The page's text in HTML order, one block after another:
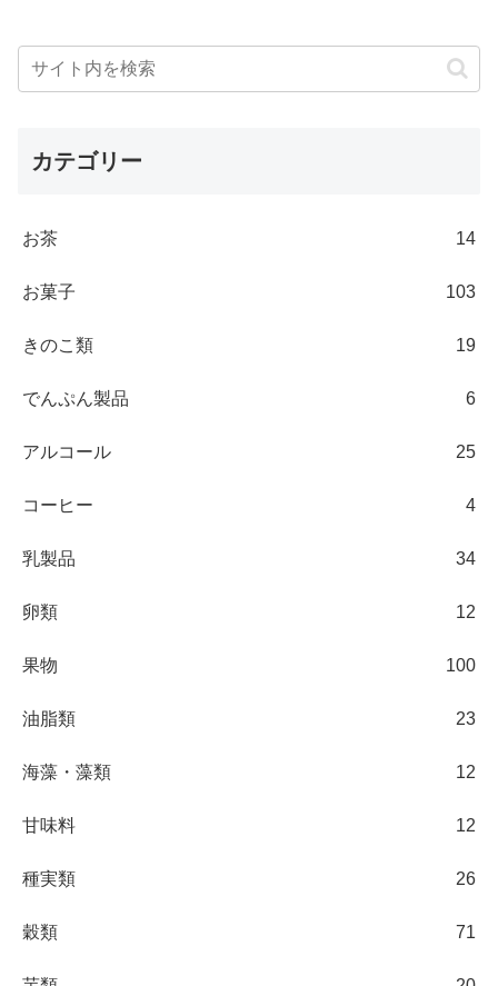
カテゴリー
お茶 14
お菓子 103
きのこ類 19
でんぷん製品 6
アルコール 25
コーヒー 4
乳製品 34
卵類 12
果物 100
油脂類 23
海藻・藻類 12
甘味料 12
種実類 26
穀類 71